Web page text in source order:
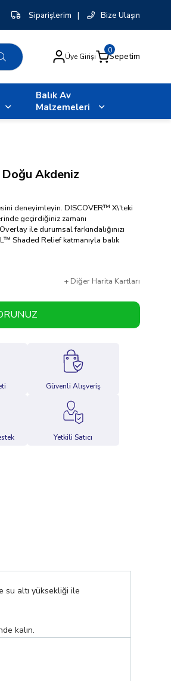
Siparişlerim | Bize Ulaşın
Üye Girişi Sepetim
0
Balık Av
Malzemeleri
Akdeniz
deneyimleyin. DISCOVER™ X\'teki
geçirdiğiniz zamanı
ile durumsal farkındalığınızı
Shaded Relief katmanıyla balık
+ Diğer Harita Kartları
Güvenli Alışveriş
Yetkili Satıcı
su altı yüksekliği ile
kalın.